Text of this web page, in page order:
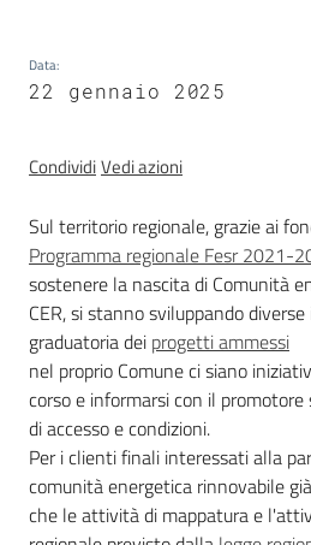
economici
e
pubblicazioni
Energia
Argomenti
Novità
Data:
22 gennaio 2025
CondividiVedi azioni
Sul territorio regionale, grazie ai
Programma regionale Fesr 2021-
sostenere la nascita di Comunità
CER, si stanno sviluppando
graduatoria dei progetti ammessi
nel proprio Comune ci siano
corso e informarsi con il promotore
di accesso e condizioni.
Per i clienti finali interessati alla
comunità energetica rinnovabile
che le attività di mappatura e